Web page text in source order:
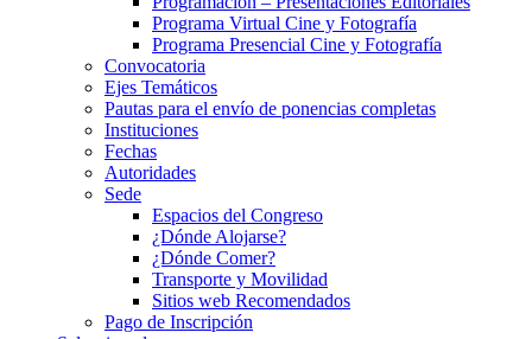
Programa Virtual Cine y Fotografía
Programa Presencial Cine y Fotografía
Convocatoria
Ejes Temáticos
Pautas para el envío de ponencias completas
Instituciones
Fechas
Autoridades
Sede
Espacios del Congreso
¿Dónde Alojarse?
¿Dónde Comer?
Transporte y Movilidad
Sitios web Recomendados
Pago de Inscripción